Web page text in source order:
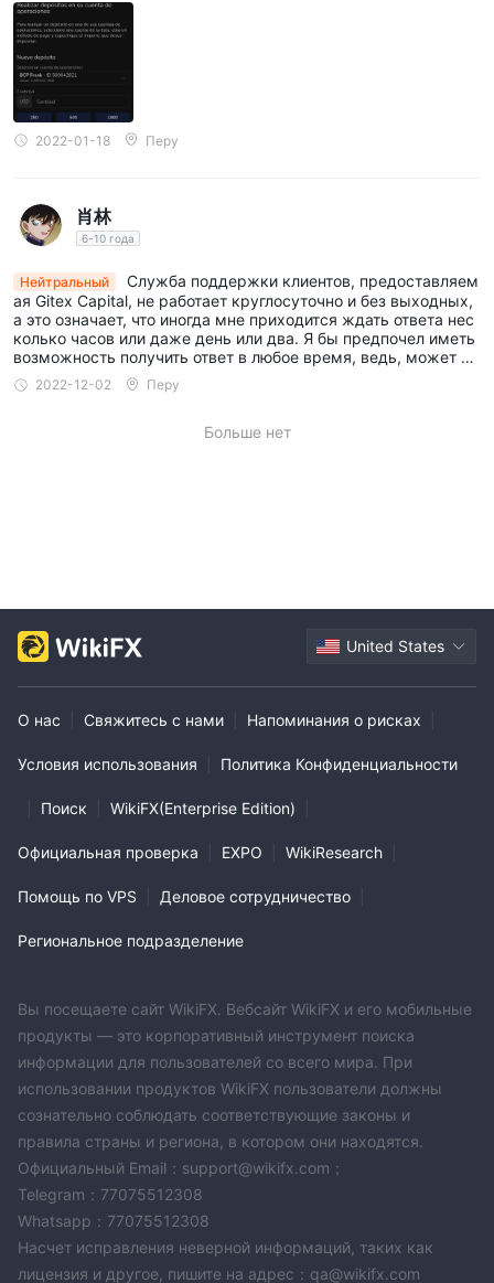
2022-01-18 Перу
肖林
6-10 года
Нейтральный
Служба поддержки клиентов, предоставляем
ая Gitex Capital, не работает круглосуточно и без выходных,
а это означает, что иногда мне приходится ждать ответа нес
колько часов или даже день или два. Я бы предпочел иметь
возможность получить ответ в любое время, ведь, может б
ыть, иногда проблема очень актуальна.
2022-12-02 Перу
Больше нет
United States
О нас Свяжитесь с нами Напоминания о рисках
Условия использования Политика Конфиденциальности
Поиск WikiFX(Enterprise Edition)
Официальная проверка EXPO WikiResearch
Помощь по VPS Деловое сотрудничество
Региональное подразделение
Вы посещаете сайт WikiFX. Вебсайт WikiFX и его мобильные
продукты — это корпоративный инструмент поиска
информации для пользователей со всего мира. При
использовании продуктов WikiFX пользователи должны
сознательно соблюдать соответствующие законы и
правила страны и региона, в котором они находятся.
Официальный Email：support@wikifx.com；
Telegram：77075512308
Whatsapp：77075512308
Насчет исправления неверной информаций, таких как
лицензия и другое, пишите на адрес：qa@wikifx.com